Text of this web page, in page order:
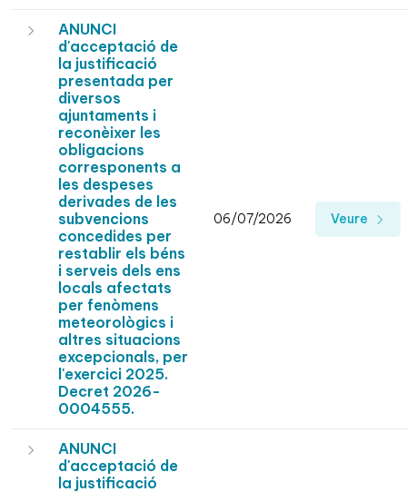
ANUNCI
d'acceptació de
la justificació
presentada per
diversos
ajuntaments i
reconèixer les
obligacions
corresponents a
les despeses
derivades de les
subvencions
concedides per
restablir els béns
i serveis dels ens
locals afectats
per fenòmens
meteorològics i
altres situacions
excepcionals, per
l'exercici 2025.
Decret 2026-
0004555.
06/07/2026 Veure
ANUNCI
d'acceptació de
la justificació